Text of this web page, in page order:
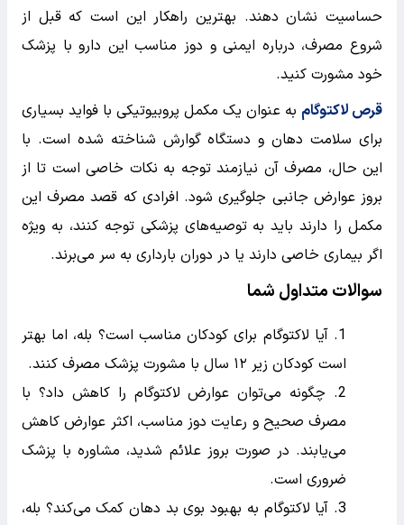
حساسیت نشان دهند. بهترین راهکار این است که قبل از
شروع مصرف، درباره ایمنی و دوز مناسب این دارو با پزشک
خود مشورت کنید.
قرص لاکتوگام به عنوان یک مکمل پروبیوتیکی با فواید بسیاری
برای سلامت دهان و دستگاه گوارش شناخته شده است. با
این حال، مصرف آن نیازمند توجه به نکات خاصی است تا از
بروز عوارض جانبی جلوگیری شود. افرادی که قصد مصرف این
مکمل را دارند باید به توصیه‌های پزشکی توجه کنند، به ویژه
اگر بیماری خاصی دارند یا در دوران بارداری به سر می‌برند.
سوالات متداول شما
آیا لاکتوگام برای کودکان مناسب است؟ بله، اما بهتر
است کودکان زیر ۱۲ سال با مشورت پزشک مصرف کنند.
چگونه می‌توان عوارض لاکتوگام را کاهش داد؟ با
مصرف صحیح و رعایت دوز مناسب، اکثر عوارض کاهش
می‌یابند. در صورت بروز علائم شدید، مشاوره با پزشک
ضروری است.
آیا لاکتوگام به بهبود بوی بد دهان کمک می‌کند؟ بله،